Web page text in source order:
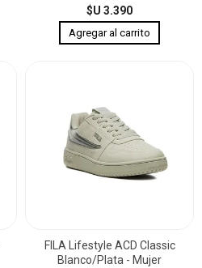
$U 3.390
FILA Lifestyle ACD Classic
Blanco/Plata - Mujer